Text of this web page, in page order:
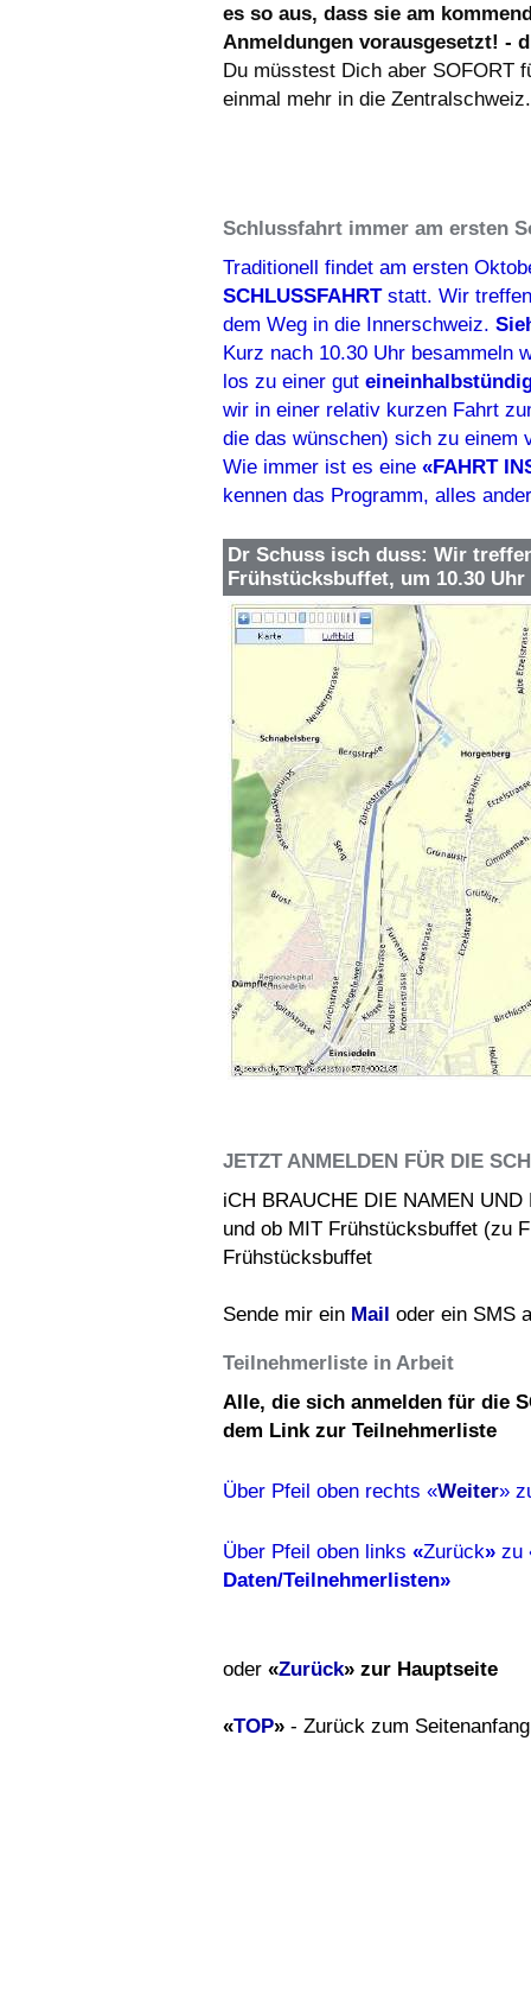
es so aus, dass sie am
Anmeldungen vorausgesetzt! -
Du müsstest Dich aber SOFORT
einmal mehr in die Zentralschweiz.
Schlussfahrt immer am ersten
Traditionell findet am ersten
SCHLUSSFAHRTstatt. Wir
dem Weg in die Innerschweiz.
Kurz nach 10.30 Uhr besammeln
los zu einer gut
wir in einer relativ kurzen Fahrt
die das wünschen) sich zu einem
Wie immer ist es eine «FAHRT
kennen das Programm, alles
Dr Schuss isch duss: Wir
Frühstücksbuffet, um 10.30
JETZT ANMELDEN FÜR DIE
iCH BRAUCHE DIE NAMEN
und ob MIT Frühstücksbuffet (zu
Frühstücksbuffet
Sende mir ein Mail oder ein SMS
Teilnehmerliste in Arbeit
Alle, die sich anmelden für die
dem Link zur Teilnehmerliste
Über Pfeil oben rechts «Weiter»
Über Pfeil oben links «Zurück» zu
Daten/Teilnehmerlisten»
oder «Zurück» zur Hauptseite
«TOP» - Zurück zum Seitenanfang